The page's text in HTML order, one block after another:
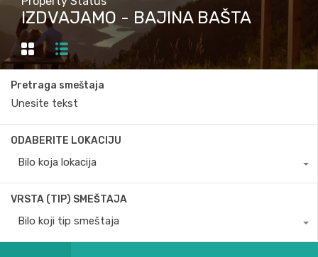
IZDVAJAMO - BAJINA BAŠTA
Pretraga smeštaja
ODABERITE LOKACIJU
Bilo koja lokacija
VRSTA (TIP) SMEŠTAJA
Bilo koji tip smeštaja